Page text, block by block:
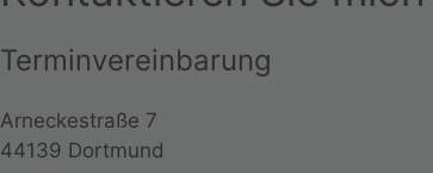
Terminvereinbarung
Arneckestraße 7
44139 Dortmund